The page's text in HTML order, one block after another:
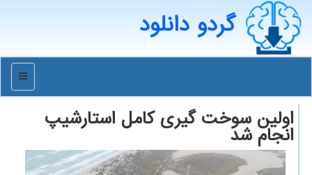
گردو دانلود
منو
اولین سوخت گیری کامل استارشیپ
انجام شد